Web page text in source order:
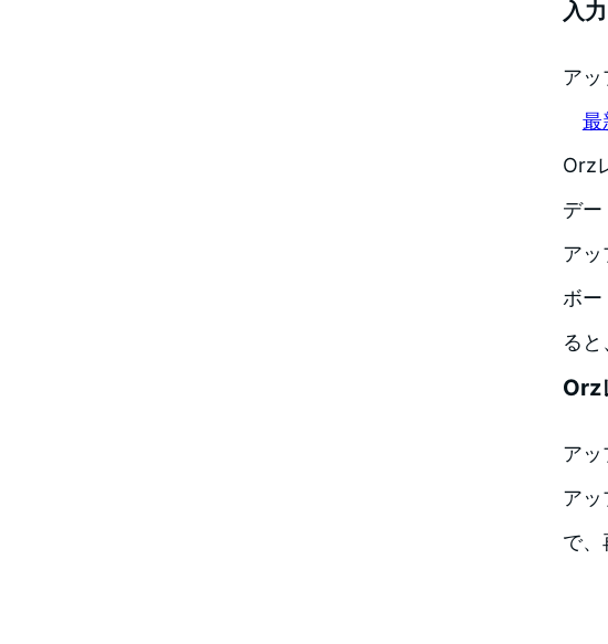
入
アッ
最
Orz
デー
アッ
ボ
ると
Orz
アッ
ア
で、